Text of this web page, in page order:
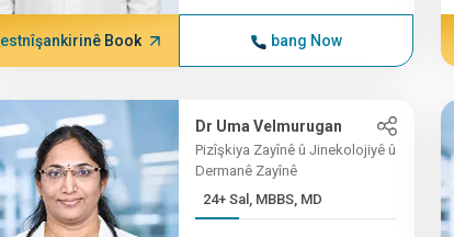
Book bang Now
Dr Uma Velmurugan
Pizîşkiya Zayînê û Jinekolojiyê û
Dermanê Zayînê
24+ Sal, MBBS, MD